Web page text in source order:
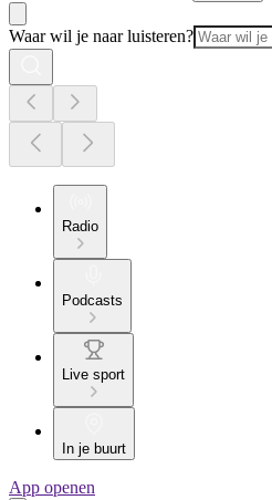
Waar wil je naar luisteren?
Radio
Podcasts
Live sport
In je buurt
App openen